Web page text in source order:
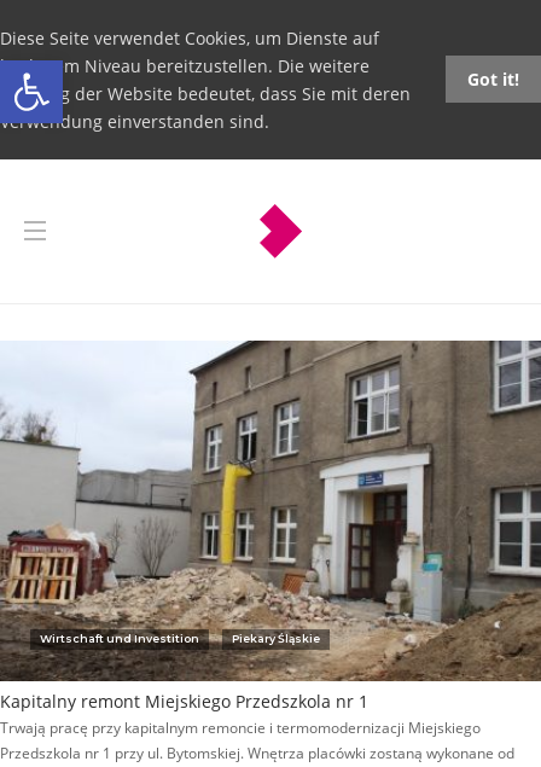
Open toolbar
Diese Seite verwendet Cookies, um Dienste auf
höchstem Niveau bereitzustellen. Die weitere
Nutzung der Website bedeutet, dass Sie mit deren
Verwendung einverstanden sind.
Got it!
Wirtschaft und Investition Piekary Śląskie
Kapitalny remont Miejskiego Przedszkola nr 1
Trwają pracę przy kapitalnym remoncie i termomodernizacji Miejskiego
Przedszkola nr 1 przy ul. Bytomskiej. Wnętrza placówki zostaną wykonane od